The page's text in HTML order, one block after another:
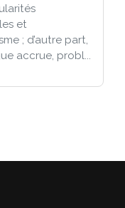
et
; d’autre part,
accrue, probl...